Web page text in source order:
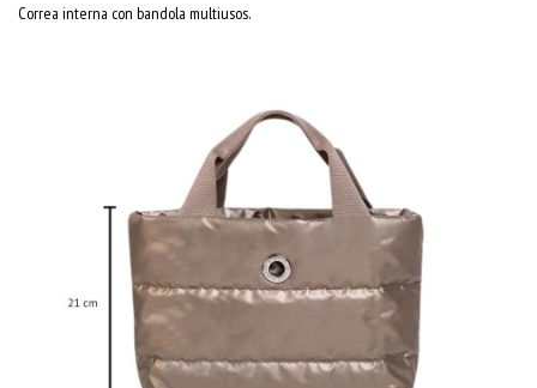
​Correa interna con bandola multiusos.